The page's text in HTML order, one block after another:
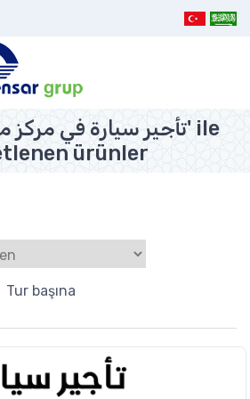
ürünler
Tur başına